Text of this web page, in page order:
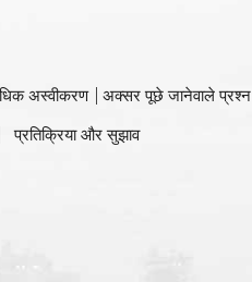
अस्वीकरण अक्सर पूछे जानेवाले प्रश्न
प्रतिक्रिया और सुझाव